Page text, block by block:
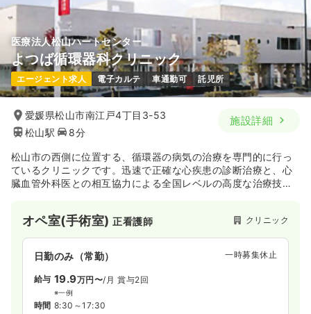
医療法人松山ハートセンター
よつば循環器科クリニック
エージェント求人 電子カルテ 車通勤可 託児所
愛媛県松山市南江戸4丁目3-53
松山駅
8分
施設詳細
松山市の西側に位置する、循環器の病気の治療を専門的に行っ
ているクリニックです。迅速で正確な心疾患の診断治療と、心
臓血管外科医との相互協力による全国レベルの高度な治療技術
オペ室(手術室)正看護師 クリニック
日勤のみ（常勤） 一時募集休止
給与 19.9万円〜/月 賞与2回
※一例
時間 8:30～17:30